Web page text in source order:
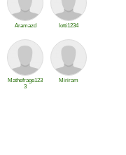
Aramazd lotti1234
Mathefrage123
3
Miriram